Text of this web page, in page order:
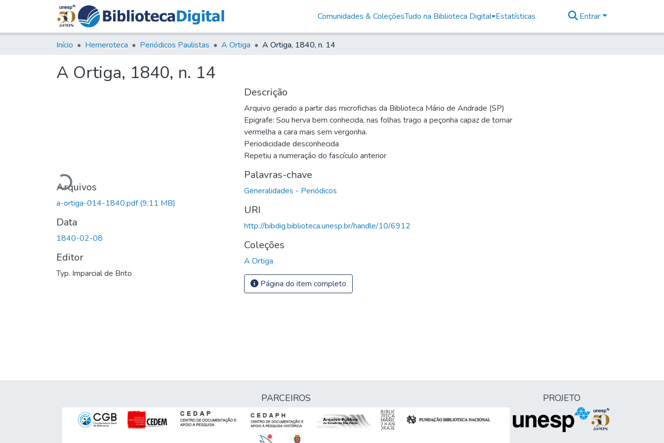
Comunidades & ColeçõesTudo na Biblioteca Digital Estatísticas Entrar
Início Hemeroteca Periódicos Paulistas A Ortiga A Ortiga, 1840, n. 14
A Ortiga, 1840, n. 14
Carregando...
Arquivos
a-ortiga-014-1840.pdf(9,11 MB)
Data
1840-02-08
Editor
Typ. Imparcial de Brito
Descrição
Arquivo gerado a partir das microfichas da Biblioteca Mário de Andrade (SP)
Epigrafe: Sou herva bem conhecida, nas folhas trago a peçonha capaz de tornar
vermelha a cara mais sem vergonha.
Periodicidade desconhecida
Repetiu a numeração do fascículo anterior
Palavras-chave
Generalidades - Periódicos
URI
http://bibdig.biblioteca.unesp.br/handle/10/6912
Coleções
A Ortiga
Página do item completo
PARCEIROS PROJETO